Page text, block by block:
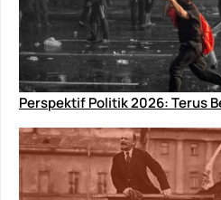
Perspektif Politik 2026: Terus